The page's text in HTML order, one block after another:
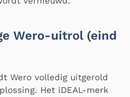
Wero-uitrol (eind
Wero volledig uitgerold
Het iDEAL-merk